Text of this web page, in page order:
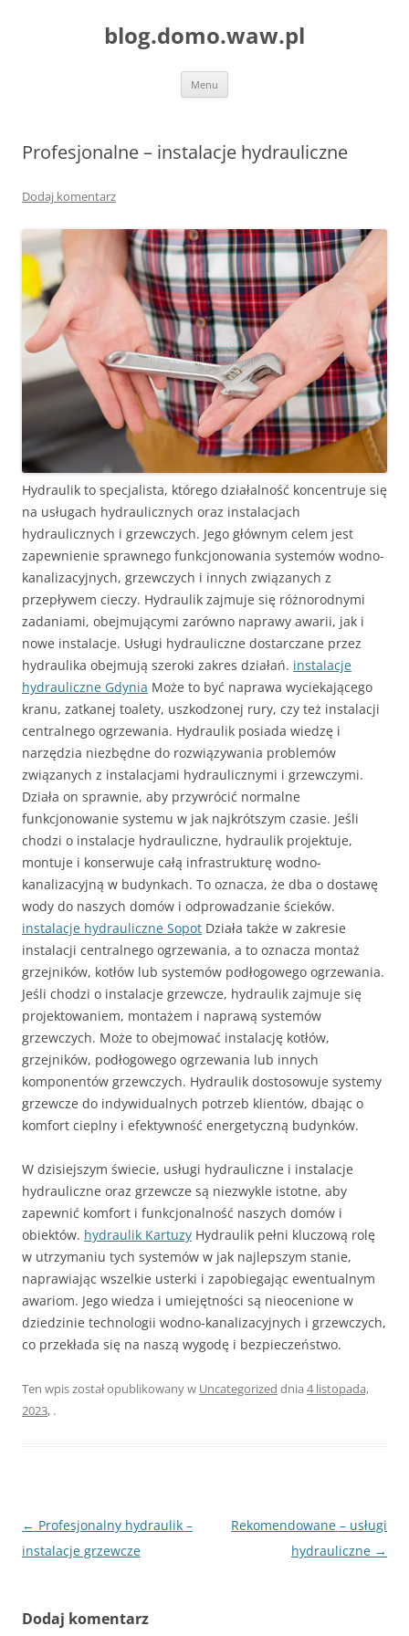
blog.domo.waw.pl
Menu
Profesjonalne – instalacje hydrauliczne
Dodaj komentarz
Hydraulik to specjalista, którego działalność koncentruje się
na usługach hydraulicznych oraz instalacjach
hydraulicznych i grzewczych. Jego głównym celem jest
zapewnienie sprawnego funkcjonowania systemów wodno-
kanalizacyjnych, grzewczych i innych związanych z
przepływem cieczy. Hydraulik zajmuje się różnorodnymi
zadaniami, obejmującymi zarówno naprawy awarii, jak i
nowe instalacje. Usługi hydrauliczne dostarczane przez
hydraulika obejmują szeroki zakres działań. instalacje
hydrauliczne Gdynia Może to być naprawa wyciekającego
kranu, zatkanej toalety, uszkodzonej rury, czy też instalacji
centralnego ogrzewania. Hydraulik posiada wiedzę i
narzędzia niezbędne do rozwiązywania problemów
związanych z instalacjami hydraulicznymi i grzewczymi.
Działa on sprawnie, aby przywrócić normalne
funkcjonowanie systemu w jak najkrótszym czasie. Jeśli
chodzi o instalacje hydrauliczne, hydraulik projektuje,
montuje i konserwuje całą infrastrukturę wodno-
kanalizacyjną w budynkach. To oznacza, że dba o dostawę
wody do naszych domów i odprowadzanie ścieków.
instalacje hydrauliczne Sopot Działa także w zakresie
instalacji centralnego ogrzewania, a to oznacza montaż
grzejników, kotłów lub systemów podłogowego ogrzewania.
Jeśli chodzi o instalacje grzewcze, hydraulik zajmuje się
projektowaniem, montażem i naprawą systemów
grzewczych. Może to obejmować instalację kotłów,
grzejników, podłogowego ogrzewania lub innych
komponentów grzewczych. Hydraulik dostosowuje systemy
grzewcze do indywidualnych potrzeb klientów, dbając o
komfort cieplny i efektywność energetyczną budynków.
W dzisiejszym świecie, usługi hydrauliczne i instalacje
hydrauliczne oraz grzewcze są niezwykle istotne, aby
zapewnić komfort i funkcjonalność naszych domów i
obiektów. hydraulik Kartuzy Hydraulik pełni kluczową rolę
w utrzymaniu tych systemów w jak najlepszym stanie,
naprawiając wszelkie usterki i zapobiegając ewentualnym
awariom. Jego wiedza i umiejętności są nieocenione w
dziedzinie technologii wodno-kanalizacyjnych i grzewczych,
co przekłada się na naszą wygodę i bezpieczeństwo.
Ten wpis został opublikowany w Uncategorized dnia 4 listopada,
2023, .
Nawigacja
wpisu
← Profesjonalny hydraulik –
instalacje grzewcze
Rekomendowane – usługi
hydrauliczne →
Dodaj komentarz